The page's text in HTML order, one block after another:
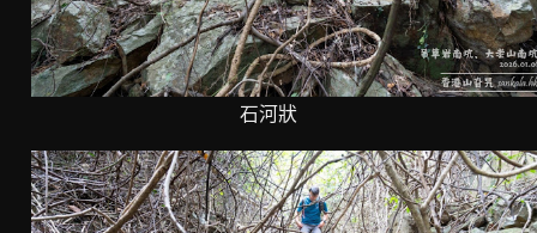
石河狀